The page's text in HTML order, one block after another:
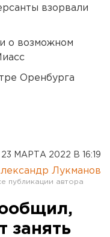
взорвали
о возможном
Оренбурга
23 МАРТА 2022 В 16:19
Лукманов
занять